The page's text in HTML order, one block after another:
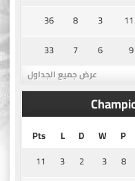
11
3
8
36
9
6
7
33
عرض جميع الجداول
P
W
D
L
Pts
8
3
2
3
11